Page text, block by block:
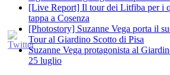
[Live Report] Il tour dei Litfiba per i
tappa a Cosenza
[Photostory] Suzanne Vega porta il
Tour al Giardino Scotto di Pisa
Suzanne Vega protagonista al
25 luglio